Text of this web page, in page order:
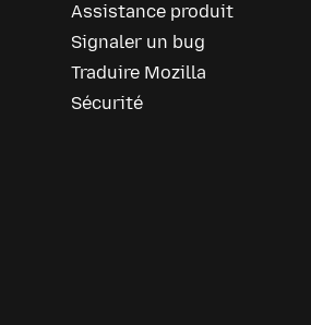
Assistance produit
Signaler un bug
Traduire Mozilla
Sécurité